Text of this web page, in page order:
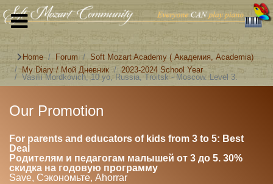
Home Forum
Soft Mozart Academy ( Академия, Academia)
My Diary / Мой Дневник
2023-2024 School Year
Vasilii Mordkovich, 10 уо, Russia, Troitsk - Moscow. Level 3.
Our Promotion
For parents and educators of kids from 3 to 5: Best
Deal
Родителям и педагогам малышей от 3 до 5. 30%
скидка на годовую программу
Save, Сэкономьте, Ahorrar